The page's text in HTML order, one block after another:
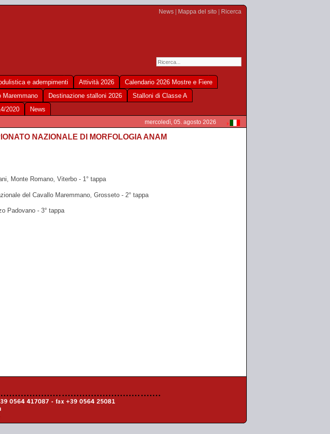
News Mappa del sito Ricerca
e adempimenti Attività 2026
Calendario 2026 Mostre e Fiere
Maremmano Destinazione stalloni 2026
Stalloni di Classe A
2020 News
mercoledì, 05. agosto 2026
NAZIONALE DI MORFOLOGIA ANAM
Monte Romano, Viterbo - 1° tappa
del Cavallo Maremmano, Grosseto - 2° tappa
Padovano - 3° tappa